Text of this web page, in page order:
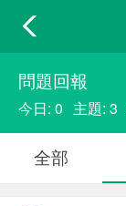
問題回報
今日: 0 主題: 3
全部